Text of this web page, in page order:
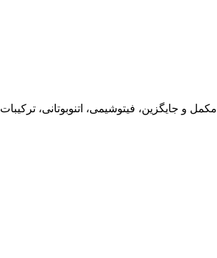
و جایگزین، فیتوشیمی، اتنوبوتانی، ترکیبات